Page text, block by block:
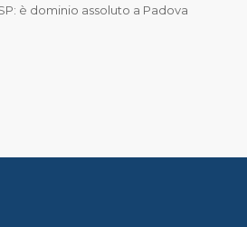
è dominio assoluto a Padova